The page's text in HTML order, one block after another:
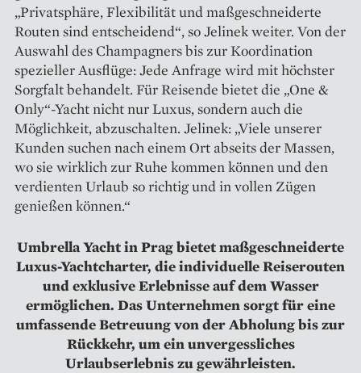
„Privatsphäre, Flexi­bilität und maßgeschneiderte
Routen sind entscheidend“, so Jelinek weiter. Von der
Auswahl des Champagners bis zur Koordination
spezieller Ausflüge: Jede Anfrage wird mit höchster
Sorgfalt behandelt. Für Reisende bietet die „One &
Only“-Yacht nicht nur Luxus, sondern auch die
Möglichkeit, abzuschalten. Jelinek: „Viele unserer
Kunden suchen nach einem Ort abseits der Massen,
wo sie wirklich zur Ruhe kommen können und den
verdienten Urlaub so richtig und in vollen Zügen
genießen können.“
Umbrella Yacht in Prag bietet maßgeschneiderte
Luxus-Yachtcharter, die individuelle Reiserouten
und exklusive Erlebnisse auf dem Wasser
ermöglichen. Das Unternehmen sorgt für eine
umfassende Betreuung von der Abholung bis zur
Rückkehr, um ein unvergessliches
Urlaubserlebnis zu gewährleisten.